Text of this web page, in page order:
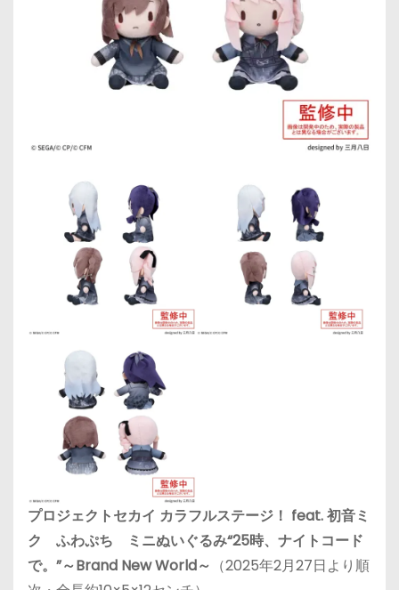
プロジェクトセカイ カラフルステージ！ feat. 初音ミ
ク ふわぷち ミニぬいぐるみ“25時、ナイトコード
で。”～Brand New World～ （2025年2月27日より順